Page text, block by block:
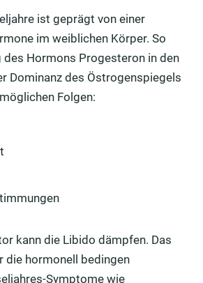
ist geprägt von einer
im weiblichen Körper. So
des Hormons Progesteron in den
Dominanz des Östrogenspiegels
Folgen:
kann die Libido dämpfen. Das
die hormonell bedingen
Symptome wie